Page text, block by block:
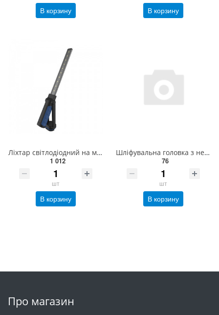
В корзину В корзину
Ліхтар світлодіодний на магніті 10+1, тонкий, акумуляторний (Made in GERMANY) G.I.KRAFT TL-1001
1 012
шт
В корзину
Шліфувальна головка з нетканого матеріалу S & R 40х20х6 120з(235426120)
76
шт
В корзину
Про магазин